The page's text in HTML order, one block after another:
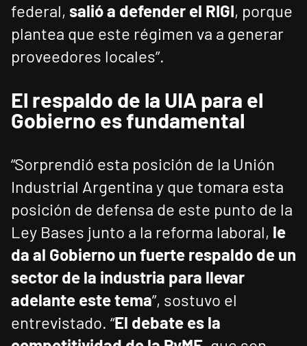
federal, salió a defender el RIGI, porque
plantea que este régimen va a generar
proveedores locales”.
El respaldo de la UIA para el
Gobierno es fundamental
“Sorprendió esta posición de la Unión
Industrial Argentina y que tomara esta
posición de defensa de este punto de la
Ley Bases junto a la reforma laboral, le
da al Gobierno un fuerte respaldo de un
sector de la industria para llevar
adelante este tema”, sostuvo el
entrevistado. “El debate es la